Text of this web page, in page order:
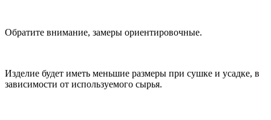
Обратите внимание, замеры ориентировочные.
Изделие будет иметь меньшие размеры при сушке и усадке, в
зависимости от используемого сырья.